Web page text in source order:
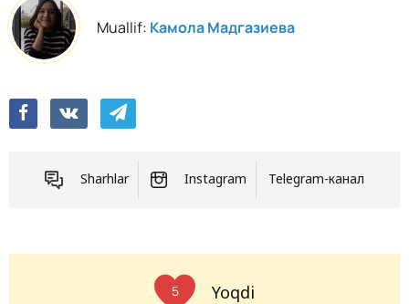
Muallif: Камола Мадгазиева
Sharhlar Instagram Telegram-канал
5 Yoqdi